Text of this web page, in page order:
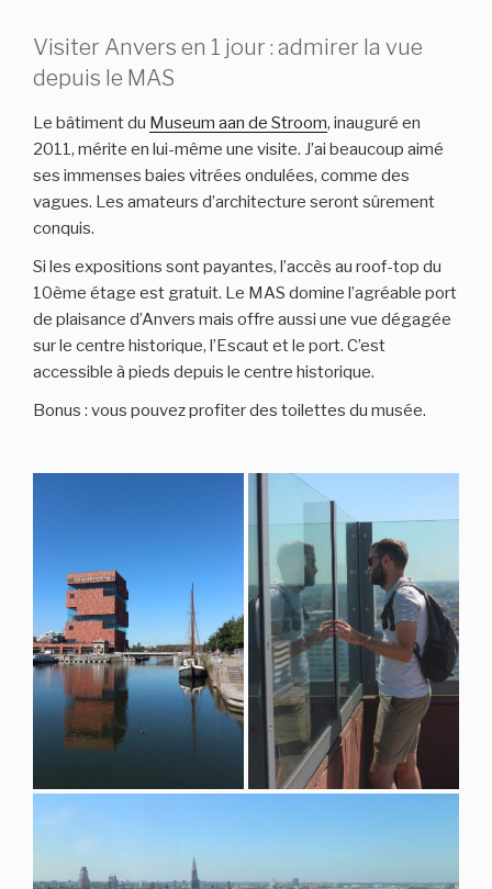
Visiter Anvers en 1 jour : admirer la vue
depuis le MAS
Le bâtiment du Museum aan de Stroom, inauguré en
2011, mérite en lui-même une visite. J’ai beaucoup aimé
ses immenses baies vitrées ondulées, comme des
vagues. Les amateurs d’architecture seront sûrement
conquis.
Si les expositions sont payantes, l’accès au roof-top du
10ème étage est gratuit. Le MAS domine l’agréable port
de plaisance d’Anvers mais offre aussi une vue dégagée
sur le centre historique, l’Escaut et le port. C’est
accessible à pieds depuis le centre historique.
Bonus : vous pouvez profiter des toilettes du musée.